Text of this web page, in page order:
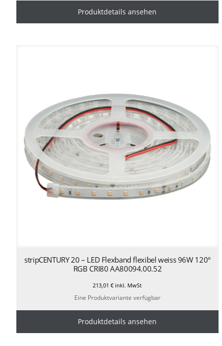
Produktdetails ansehen
stripCENTURY 20 – LED Flexband flexibel weiss 96W 120°
RGB CRI80 AA80094.00.52
213,01€ inkl. MwSt
Eine Produktvariante verfügbar
Produktdetails ansehen